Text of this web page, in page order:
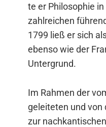
te er Phi­lo­so­phie
zahl­rei­chen
1799 ließ er sich
eben­so wie der
Unter­grund.
Im Rah­men der
gelei­te­ten und von
zur